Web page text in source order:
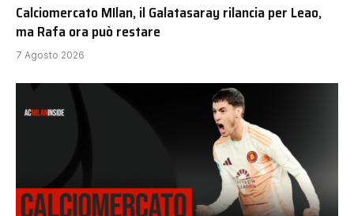
Calciomercato MIlan, il Galatasaray rilancia per Leao,
ma Rafa ora può restare
7 Agosto 2026